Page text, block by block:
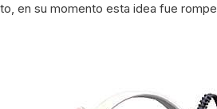
en su momento esta idea fue